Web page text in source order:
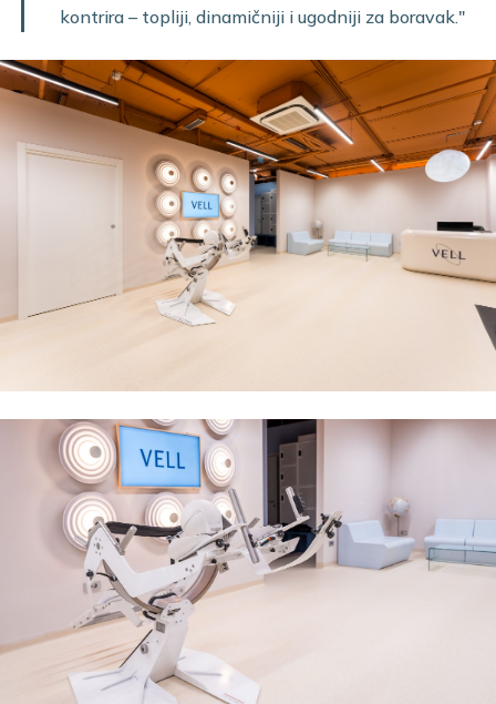
kontrira – topliji, dinamičniji i ugodniji za boravak."